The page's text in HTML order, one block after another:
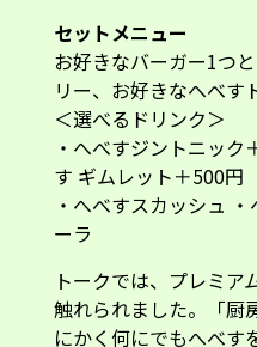
す。実際に試してみる
ぐっと際立つ。酸味を
をまとめてくれるよう
重ねるたびに、『これ
る』と感じました」と
フィック事業本部 商品
子さんは語りました。